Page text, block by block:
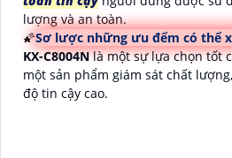
lượng và an toàn.
🌠Sơ lược những ưu đểm có thể
KX-C8004Nlà một sự lựa chọn tốt
một sản phẩm giám sát chất
độ tin cậy cao.